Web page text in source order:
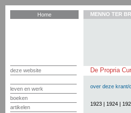
Home
deze website
leven en werk
boeken
artikelen
MENNO TER
De Propria
over deze krant/
1923 | 1924 |